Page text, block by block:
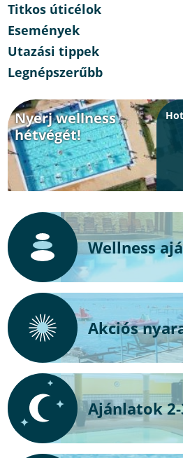
Titkos úticélok
Események
Utazási tippek
Legnépszerűbb
Nyerj wellness
hétvégét!
Wellness
Akciós
Ajánlatok